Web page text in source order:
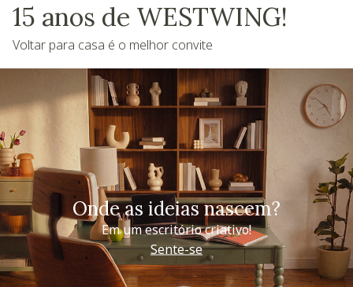
15 anos de WESTWING!
Voltar para casa é o melhor convite
Onde as ideias nascem?
Em um escritório criativo!
Sente-se